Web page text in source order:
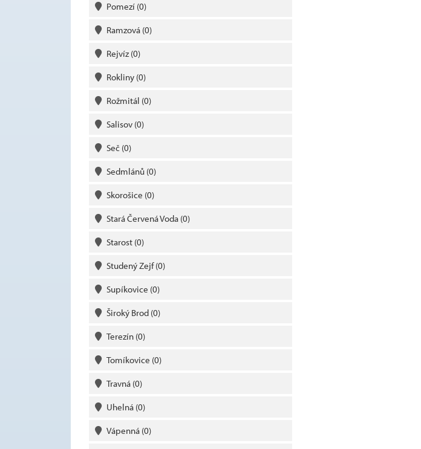
Pomezí (0)
Ramzová (0)
Rejvíz(0)
Rokliny (0)
Rožmitál (0)
Salisov (0)
Seč (0)
Sedmlánů (0)
Skorošice (0)
Stará Červená Voda (0)
Starost (0)
Studený Zejf(0)
Supíkovice (0)
Široký Brod (0)
Terezín (0)
Tomíkovice (0)
Travná (0)
Uhelná (0)
Vápenná (0)